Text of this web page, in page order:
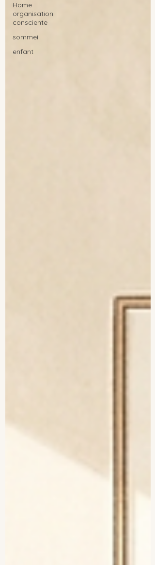
Home
organisation
consciente
sommeil
enfant